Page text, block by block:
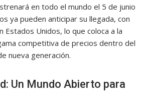
en todo el mundo el 5 de junio
ya pueden anticipar su llegada, con
Estados Unidos, lo que coloca a la
competitiva de precios dentro del
nueva generación.
Un Mundo Abierto para